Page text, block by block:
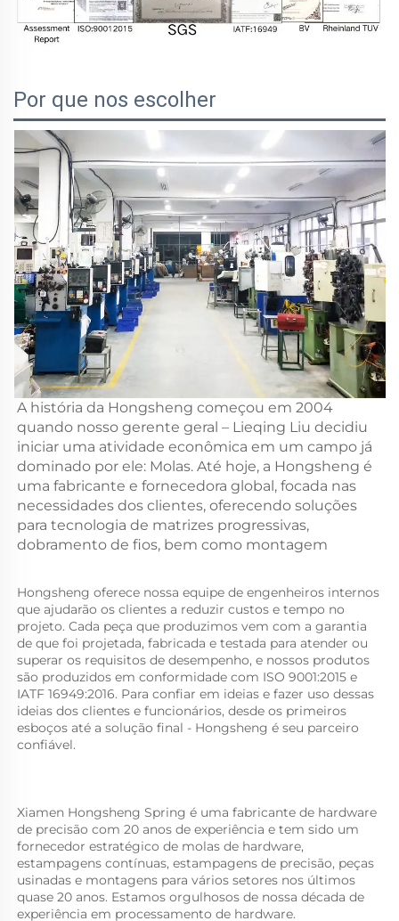
Por que nos escolher
A história da Hongsheng começou em 2004
quando nosso gerente geral – Lieqing Liu decidiu
iniciar uma atividade econômica em um campo já
dominado por ele: Molas. Até hoje, a Hongsheng é
uma fabricante e fornecedora global, focada nas
necessidades dos clientes, oferecendo soluções
para tecnologia de matrizes progressivas,
dobramento de fios, bem como montagem
Hongsheng oferece nossa equipe de engenheiros internos
que ajudarão os clientes a reduzir custos e tempo no
projeto. Cada peça que produzimos vem com a garantia
de que foi projetada, fabricada e testada para atender ou
superar os requisitos de desempenho, e nossos produtos
são produzidos em conformidade com ISO 9001:2015 e
IATF 16949:2016. Para confiar em ideias e fazer uso dessas
ideias dos clientes e funcionários, desde os primeiros
esboços até a solução final - Hongsheng é seu parceiro
confiável.
Xiamen Hongsheng Spring é uma fabricante de hardware
de precisão com 20 anos de experiência e tem sido um
fornecedor estratégico de molas de hardware,
estampagens contínuas, estampagens de precisão, peças
usinadas e montagens para vários setores nos últimos
quase 20 anos. Estamos orgulhosos de nossa década de
experiência em processamento de hardware.